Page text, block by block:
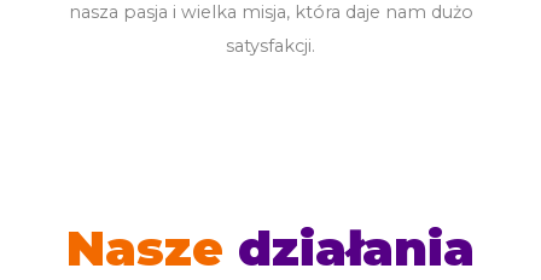
nasza pasja i wielka misja, która daje nam dużo
satysfakcji.
Nasze działania